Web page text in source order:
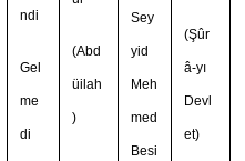
ndi
Gel
me
di
(Abd
üilah
)
Sey
yid
Meh
med
Besi
(Şûr
â-yı
Devl
et)